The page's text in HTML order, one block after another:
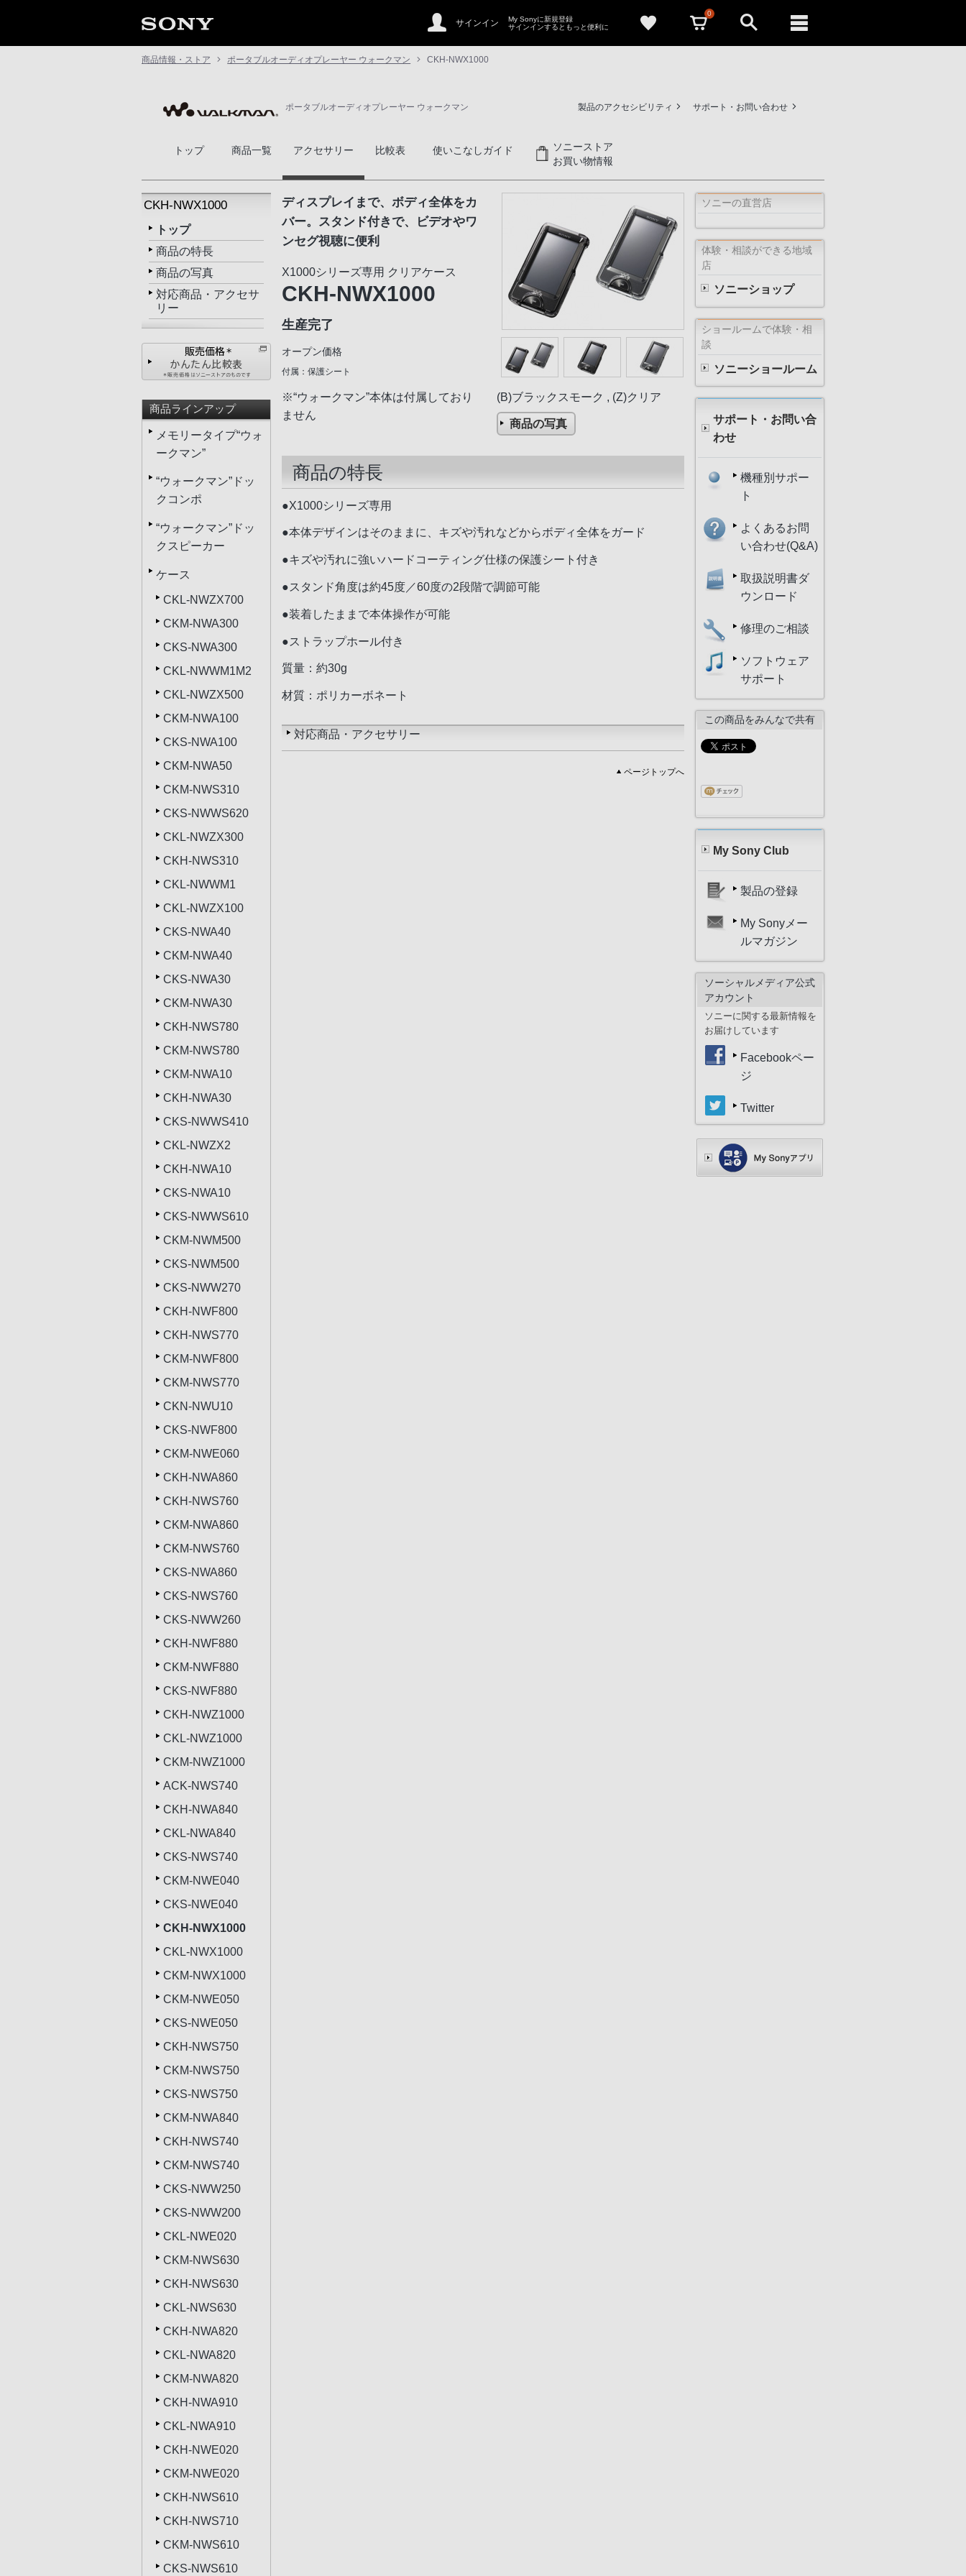
サインイン
My Sonyに新規登録
サインインするともっと便利に
0
商品情報・ストア ポータブルオーディオプレーヤー ウォークマン CKH-NWX1000
ポータブルオーディオプレーヤー ウォークマン 製品のアクセシビリティ サポート・お問い合わせ
トップ 商品一覧 アクセサリー 比較表 使いこなしガイド
ソニーストア
お買い物情報
CKH-NWX1000
トップ
商品の特長
商品の写真
対応商品・アクセサ
リー
商品ラインアップ
メモリータイプ“ウォ
ークマン”
“ウォークマン”ドッ
クコンポ
“ウォークマン”ドッ
クスピーカー
ケース
CKL-NWZX700
CKM-NWA300
CKS-NWA300
CKL-NWWM1M2
CKL-NWZX500
CKM-NWA100
CKS-NWA100
CKM-NWA50
CKM-NWS310
CKS-NWWS620
CKL-NWZX300
CKH-NWS310
CKL-NWWM1
CKL-NWZX100
CKS-NWA40
CKM-NWA40
CKS-NWA30
CKM-NWA30
CKH-NWS780
CKM-NWS780
CKM-NWA10
CKH-NWA30
CKS-NWWS410
CKL-NWZX2
CKH-NWA10
CKS-NWA10
CKS-NWWS610
CKM-NWM500
CKS-NWM500
CKS-NWW270
CKH-NWF800
CKH-NWS770
CKM-NWF800
CKM-NWS770
CKN-NWU10
CKS-NWF800
CKM-NWE060
CKH-NWA860
CKH-NWS760
CKM-NWA860
CKM-NWS760
CKS-NWA860
CKS-NWS760
CKS-NWW260
CKH-NWF880
CKM-NWF880
CKS-NWF880
CKH-NWZ1000
CKL-NWZ1000
CKM-NWZ1000
ACK-NWS740
CKH-NWA840
CKL-NWA840
CKS-NWS740
CKM-NWE040
CKS-NWE040
CKH-NWX1000
CKL-NWX1000
CKM-NWX1000
CKM-NWE050
CKS-NWE050
CKH-NWS750
CKM-NWS750
CKS-NWS750
CKM-NWA840
CKH-NWS740
CKM-NWS740
CKS-NWW250
CKS-NWW200
CKL-NWE020
CKM-NWS630
CKH-NWS630
CKL-NWS630
CKH-NWA820
CKL-NWA820
CKM-NWA820
CKH-NWA910
CKL-NWA910
CKH-NWE020
CKM-NWE020
CKH-NWS610
CKH-NWS710
CKM-NWS610
CKS-NWS610
ディスプレイまで、ボディ全体をカ
バー。スタンド付きで、ビデオやワ
ンセグ視聴に便利
X1000シリーズ専用 クリアケース
CKH-NWX1000
生産完了
オープン価格
(B)ブラックスモーク , (Z)クリア
商品の写真
付属：保護シート
※“ウォークマン”本体は付属しており
ません
商品の特長
●X1000シリーズ専用
●本体デザインはそのままに、キズや汚れなどからボディ全体をガード
●キズや汚れに強いハードコーティング仕様の保護シート付き
●スタンド角度は約45度／60度の2段階で調節可能
●装着したままで本体操作が可能
●ストラップホール付き
質量：約30g
材質：ポリカーボネート
対応商品・アクセサリー
ページトップへ
ソニーの直営店
体験・相談ができる地域
店
ソニーショップ
ショールームで体験・相
談
ソニーショールーム
サポート・お問い合
わせ
機種別サポー
ト
よくあるお問
い合わせ(Q&A)
取扱説明書ダ
ウンロード
修理のご相談
ソフトウェア
サポート
この商品をみんなで共有
My Sony Club
製品の登録
My Sonyメー
ルマガジン
ソーシャルメディア公式
アカウント
ソニーに関する最新情報を
お届けしています
Facebookペー
ジ
Twitter